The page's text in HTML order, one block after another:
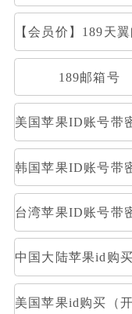
【会员价】189天
189邮箱号
美国苹果ID账号带
韩国苹果ID账号带
台湾苹果ID账号带
中国大陆苹果id购
美国苹果id购买（